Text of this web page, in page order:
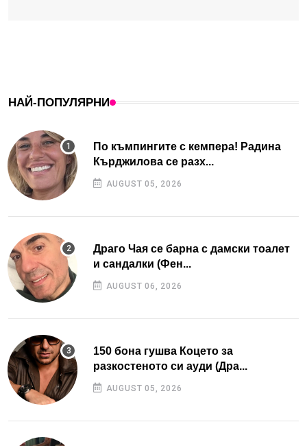
НАЙ-ПОПУЛЯРНИ
По къмпингите с кемпера! Радина
Кърджилова се разх...
AUGUST 05, 2026
Драго Чая се барна с дамски тоалет
и сандалки (Фен...
AUGUST 06, 2026
150 бона гушва Коцето за
разкостеното си ауди (Дра...
AUGUST 05, 2026